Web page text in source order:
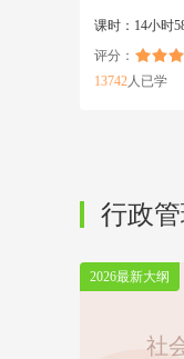
课时：14小时
评分：
13742人已学
行政
2026最新大纲
社